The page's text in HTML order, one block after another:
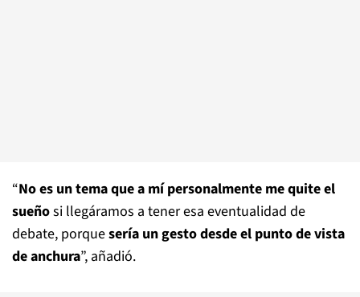
“No es un tema que a mí personalmente me quite el
sueñosi llegáramos a tener esa eventualidad de
debate, porquesería un gesto desde el punto de vista
de anchura”, añadió.